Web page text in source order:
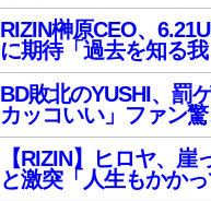
RIZIN榊原CEO、
に期待「過去を知る
BD敗北のYUSHI、罰
カッコいい」ファン驚
【RIZIN】ヒロヤ、
と激突「人生もかかっ